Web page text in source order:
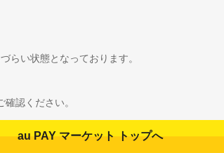
らい状態となっております。
認ください。
au PAY マーケット トップへ